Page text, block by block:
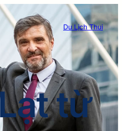
Du Lịch Thui
từ